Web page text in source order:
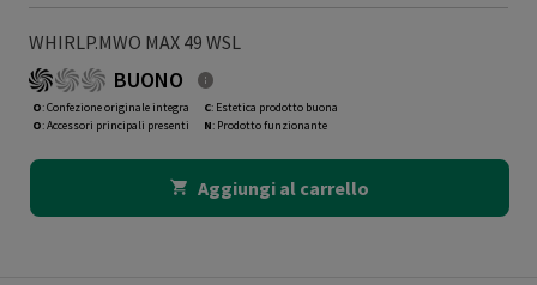
WHIRLP.MWO MAX 49 WSL
BUONO
O: Confezione originale integra
O: Accessori principali presenti
C: Estetica prodotto buona
N: Prodotto funzionante
Aggiungi al carrello